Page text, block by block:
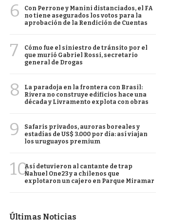
6
Con Perrone y Manini distanciados, el FA
no tiene asegurados los votos para la
aprobación de la Rendición de Cuentas
7
Cómo fue el siniestro de tránsito por el
que murió Gabriel Rossi, secretario
general de Drogas
8
La paradoja en la frontera con Brasil:
Rivera no construye edificios hace una
década y Livramento explota con obras
9
Safaris privados, auroras boreales y
estadías de US$ 3.000 por día: así viajan
los uruguayos premium
10Así detuvieron al cantante de trap
Nahuel One23 y a chilenos que
explotaron un cajero en Parque Miramar
Últimas Noticias